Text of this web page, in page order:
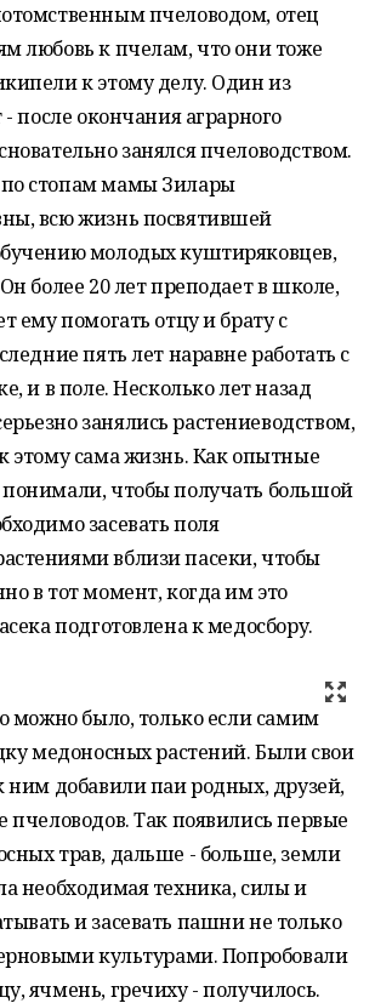
пчеловодом, отец
любовь к пчелам, что они тоже
к этому делу. Один из
после окончания аграрного
занялся пчеловодством.
стопам мамы Зилары
всю жизнь посвятившей
молодых куштиряковцев,
более 20 лет преподает в школе,
ему помогать отцу и брату с
пять лет наравне работать с
и в поле. Несколько лет назад
занялись растениеводством,
этому сама жизнь. Как опытные
чтобы получать большой
засевать поля
вблизи пасеки, чтобы
в тот момент, когда им это
подготовлена к медосбору.
можно было, только если самим
медоносных растений. Были свои
ним добавили паи родных, друзей,
пчеловодов. Так появились первые
трав, дальше - больше, земли
необходимая техника, силы и
и засевать пашни не только
культурами. Попробовали
ячмень, гречиху - получилось.